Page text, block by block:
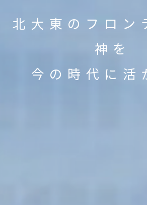
北大東のフロン
神を
今の時代に活